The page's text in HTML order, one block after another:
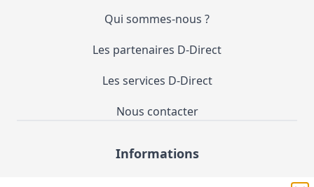
Qui sommes-nous ?
Les partenaires D-Direct
Les services D-Direct
Nous contacter
Informations